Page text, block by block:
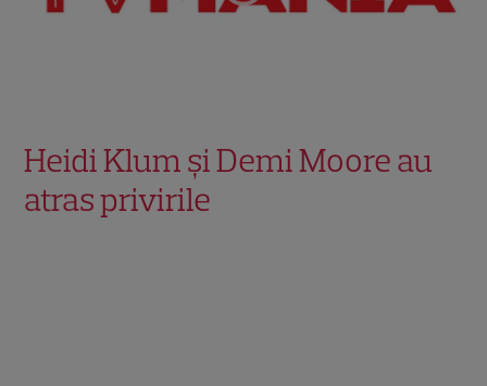
Heidi Klum și Demi Moore au
atras privirile